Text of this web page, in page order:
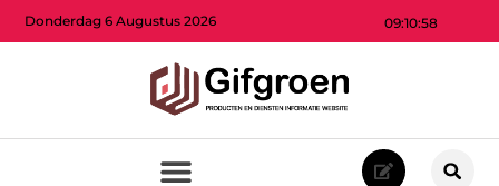
09:10:58
Donderdag 6 Augustus 2026